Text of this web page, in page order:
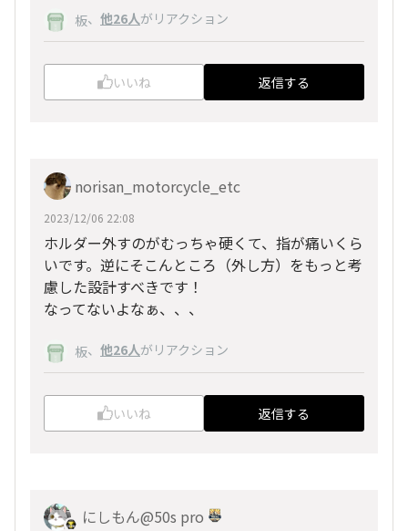
板、 他26人がリアクション
いいね 返信する
norisan_motorcycle_etc
2023/12/06 22:08
ホルダー外すのがむっちゃ硬くて、指が痛いくら
いです。逆にそこんところ（外し方）をもっと考
慮した設計すべきです！
なってないよなぁ、、、
板、 他26人がリアクション
いいね 返信する
にしもん@50s pro